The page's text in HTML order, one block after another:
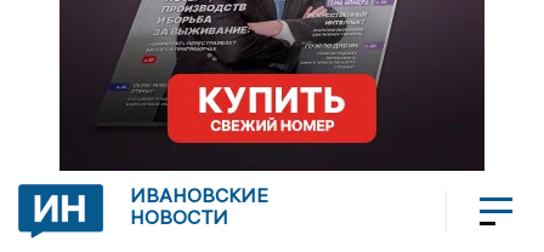
ИВАНОВСКИЕ
НОВОСТИ